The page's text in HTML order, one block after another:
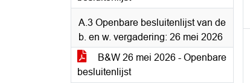
A.3 Openbare besluitenlijst van de
b. en w. vergadering: 26 mei 2026
B&W 26 mei 2026 - Openbare
besluitenlijst